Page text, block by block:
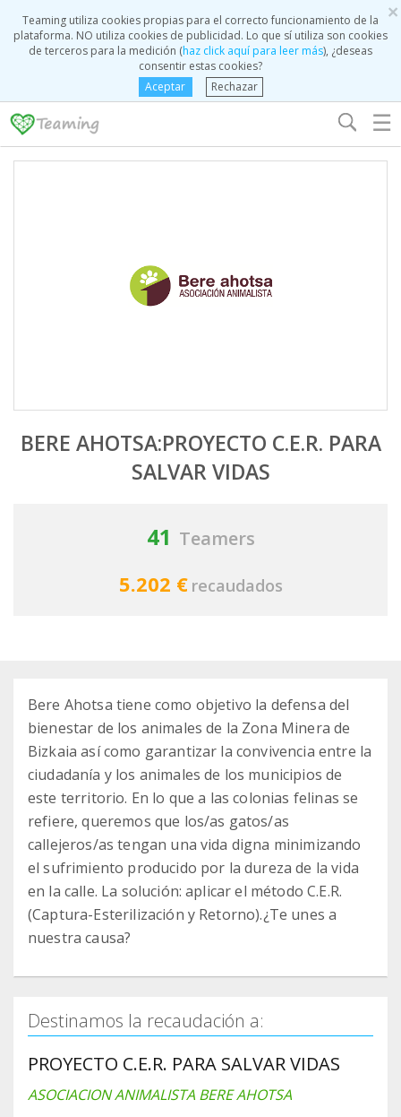
×
Teaming utiliza cookies propias para el correcto funcionamiento de la
plataforma. NO utiliza cookies de publicidad. Lo que sí utiliza son cookies
de terceros para la medición (haz click aquí para leer más), ¿deseas
consentir estas cookies?
Aceptar
Rechazar
☰
BERE AHOTSA:PROYECTO C.E.R. PARA
SALVAR VIDAS
41 Teamers
5.202 € recaudados
Bere Ahotsa tiene como objetivo la defensa del
bienestar de los animales de la Zona Minera de
Bizkaia así como garantizar la convivencia entre la
ciudadanía y los animales de los municipios de
este territorio. En lo que a las colonias felinas se
refiere, queremos que los/as gatos/as
callejeros/as tengan una vida digna minimizando
el sufrimiento producido por la dureza de la vida
en la calle. La solución: aplicar el método C.E.R.
(Captura-Esterilización y Retorno).¿Te unes a
nuestra causa?
Destinamos la recaudación a:
PROYECTO C.E.R. PARA SALVAR VIDAS
ASOCIACION ANIMALISTA BERE AHOTSA